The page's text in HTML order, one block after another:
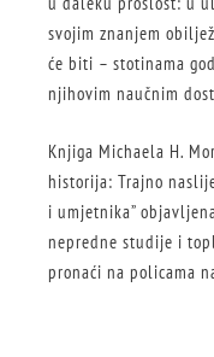
svojim znanjem
će biti – stotinama
njihovim naučnim
Knjiga Michaela H.
historija: Trajno
i umjetnika”
nepredne studije i
pronaći na policama